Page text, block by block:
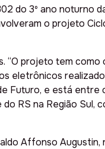
do 3º ano noturno
o projeto
projeto tem
realizado
Futuro, e está entre
RS na Região Sul,
Affonso Augustin,